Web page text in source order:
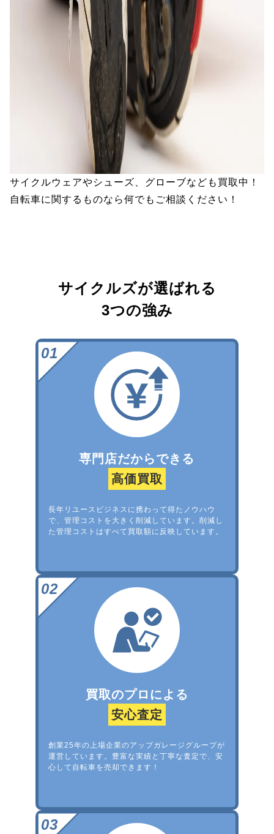
サイクルウェアやシューズ、グローブなども買取中！
自転車に関するものなら何でもご相談ください！
サイクルズが選ばれる
3つの強み
専門店だからできる
高価買取
長年リユースビジネスに携わって得たノウハウ
で、管理コストを大きく削減しています。削減し
た管理コストはすべて買取額に反映しています。
買取のプロによる
安心査定
創業25年の上場企業のアップガレージグループが
運営しています。豊富な実績と丁寧な査定で、安
心して自転車を売却できます！